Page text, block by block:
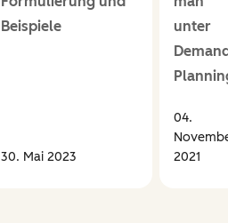
Beispiele
30. Mai 2023
unter
04.
2021